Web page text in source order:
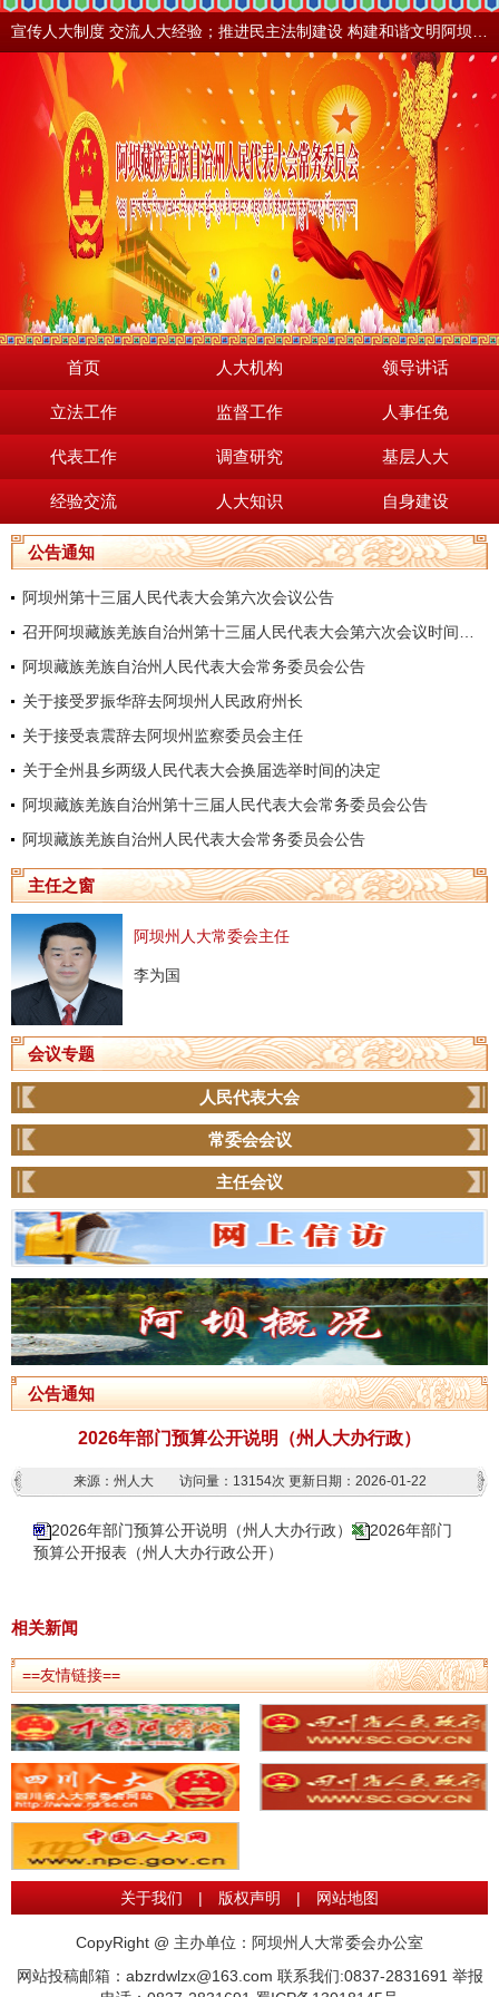
首页 人大机构 领导讲话
立法工作 监督工作 人事任免
代表工作 调查研究 基层人大
经验交流 人大知识 自身建设
公告通知
阿坝州第十三届人民代表大会第六次会议公告
阿坝藏族羌族自治州人民代表大会常务委员会公告
关于接受罗振华辞去阿坝州人民政府州长
关于接受袁震辞去阿坝州监察委员会主任
关于全州县乡两级人民代表大会换届选举时间的决定
阿坝藏族羌族自治州第十三届人民代表大会常务委员会公告
阿坝藏族羌族自治州人民代表大会常务委员会公告
主任之窗
阿坝州人大常委会主任
李为国
会议专题
人民代表大会
常委会会议
主任会议
公告通知
2026年部门预算公开说明（州人大办行政）
来源：州人大 访问量： 13154次 更新日期：2026-01-22
2026年部门预算公开说明（州人大办行政）
2026年部门
预算公开报表（州人大办行政公开）
相关新闻
==友情链接==
关于我们 | 版权声明 | 网站地图
CopyRight @ 主办单位：阿坝州人大常委会办公室
网站投稿邮箱：abzrdwlzx@163.com 联系我们:0837-2831691 举报